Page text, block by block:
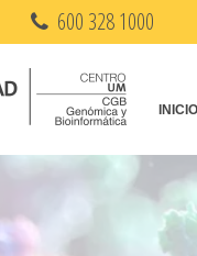
600 328 1000
INICIO